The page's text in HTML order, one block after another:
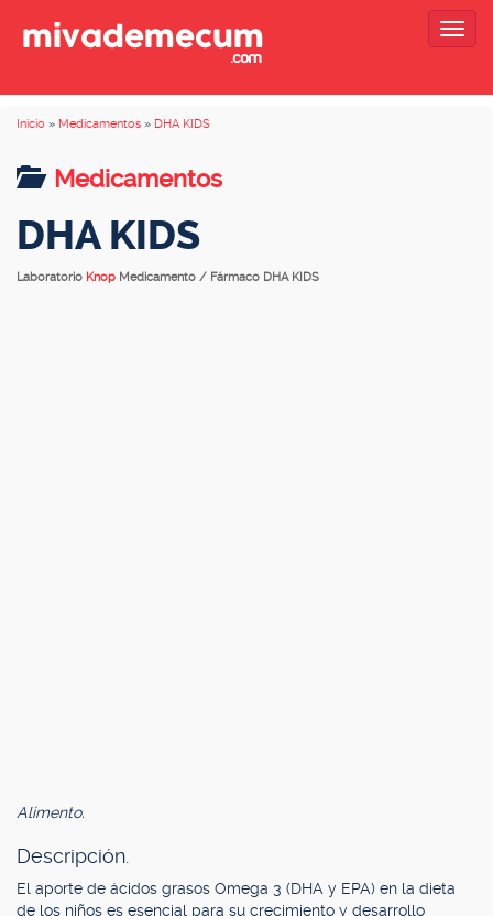
Inicio » Medicamentos » DHA KIDS
Medicamentos
DHA KIDS
Laboratorio Knop Medicamento / Fármaco DHA KIDS
Alimento.
Descripción.
El aporte de ácidos grasos Omega 3 (DHA y EPA) en la dieta
de los niños es esencial para su crecimiento y desarrollo